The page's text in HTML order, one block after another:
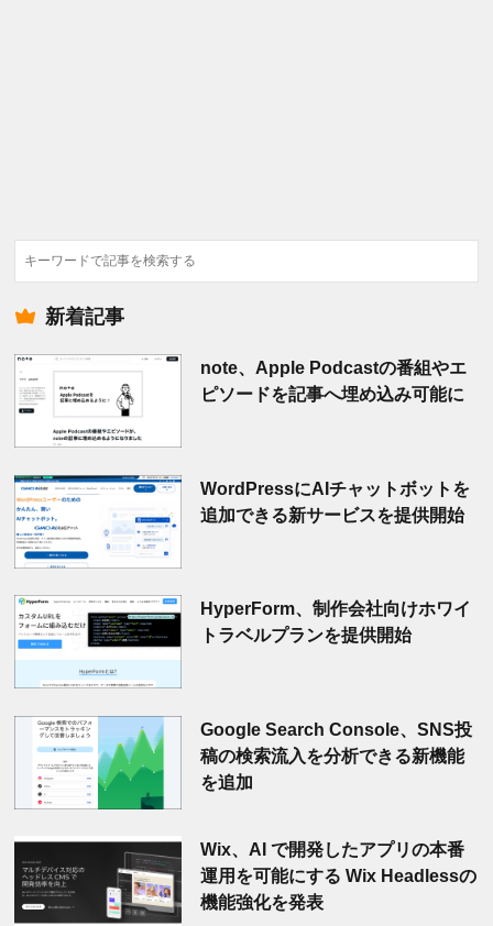
検
索
新着記事
note、Apple Podcastの番組やエ
ピソードを記事へ埋め込み可能に
WordPressにAIチャットボットを
追加できる新サービスを提供開始
HyperForm、制作会社向けホワイ
トラベルプランを提供開始
Google Search Console、SNS投
稿の検索流入を分析できる新機能
を追加
Wix、AI で開発したアプリの本番
運用を可能にする Wix Headlessの
機能強化を発表